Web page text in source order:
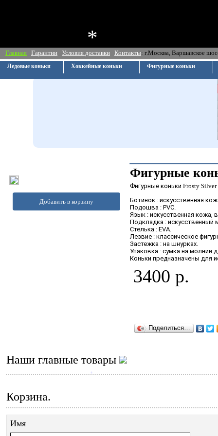
Главная Гарантии Условия доставки Контакты: г.Москва,
Ледовые коньки Хоккейные коньки Фигурные коньки
Добавить в корзину
Фигурные
Фигурные коньки Frosty Silver
Ботинок : искусственная
Подошва : PVC.
Язык : искусственная кожа,
Подкладка : искусственный
Стелька : EVA.
Лезвие : классическое
Застежка : на шнурках.
Упаковка : сумка на молнии
Коньки предназначены для
3400 р.
Поделиться…
Наши главные товары
Корзина.
Имя
*